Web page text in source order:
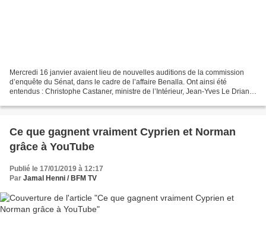
Mercredi 16 janvier avaient lieu de nouvelles auditions de la commission
d’enquête du Sénat, dans le cadre de l’affaire Benalla. Ont ainsi été
entendus : Christophe Castaner, ministre de l’Intérieur, Jean-Yves Le Drian,
Ce que gagnent vraiment Cyprien et Norman
grâce à YouTube
Publié le 17/01/2019 à 12:17
Par Jamal Henni / BFM TV